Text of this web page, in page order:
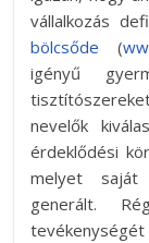
vállalkozás
bölcsőde (
igényű
nevelők
érdeklődési
melyet saját
generált.